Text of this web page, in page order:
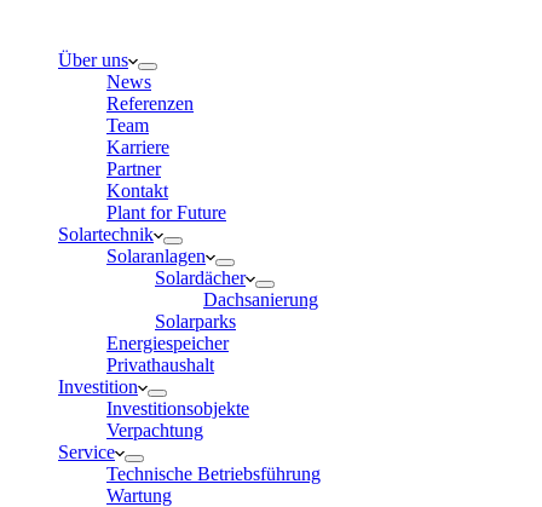
Über uns
News
Referenzen
Team
Karriere
Partner
Kontakt
Plant for Future
Solartechnik
Solaranlagen
Solardächer
Dachsanierung
Solarparks
Energiespeicher
Privathaushalt
Investition
Investitionsobjekte
Verpachtung
Service
Technische Betriebsführung
Wartung